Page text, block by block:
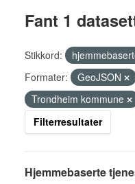
Fant 1
Stikkord:
Formater:
GeoJSON
Trondheim kommune
Filterresultater
Hjemmebaserte